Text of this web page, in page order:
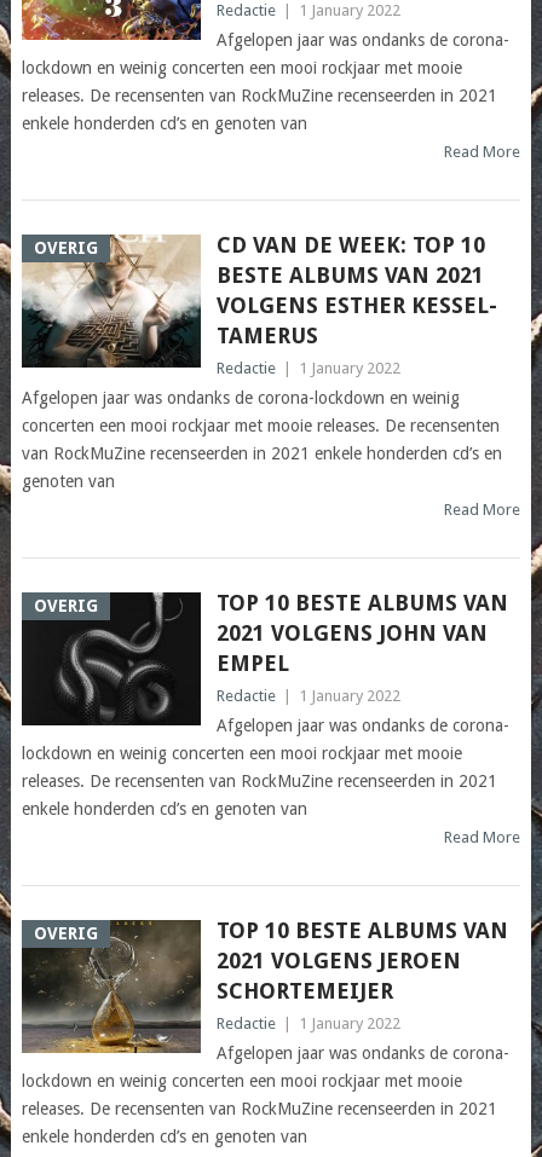
Redactie 1 January 2022
Afgelopen jaar was ondanks de corona-
lockdown en weinig concerten een mooi rockjaar met mooie
releases. De recensenten van RockMuZine recenseerden in 2021
enkele honderden cd’s en genoten van
Read More
OVERIG
CD VAN DE WEEK: TOP 10
BESTE ALBUMS VAN 2021
VOLGENS ESTHER KESSEL-
TAMERUS
Redactie 1 January 2022
Afgelopen jaar was ondanks de corona-lockdown en weinig
concerten een mooi rockjaar met mooie releases. De recensenten
van RockMuZine recenseerden in 2021 enkele honderden cd’s en
genoten van
Read More
OVERIG
TOP 10 BESTE ALBUMS VAN
2021 VOLGENS JOHN VAN
EMPEL
Redactie 1 January 2022
Afgelopen jaar was ondanks de corona-
lockdown en weinig concerten een mooi rockjaar met mooie
releases. De recensenten van RockMuZine recenseerden in 2021
enkele honderden cd’s en genoten van
Read More
OVERIG
TOP 10 BESTE ALBUMS VAN
2021 VOLGENS JEROEN
SCHORTEMEIJER
Redactie 1 January 2022
Afgelopen jaar was ondanks de corona-
lockdown en weinig concerten een mooi rockjaar met mooie
releases. De recensenten van RockMuZine recenseerden in 2021
enkele honderden cd’s en genoten van